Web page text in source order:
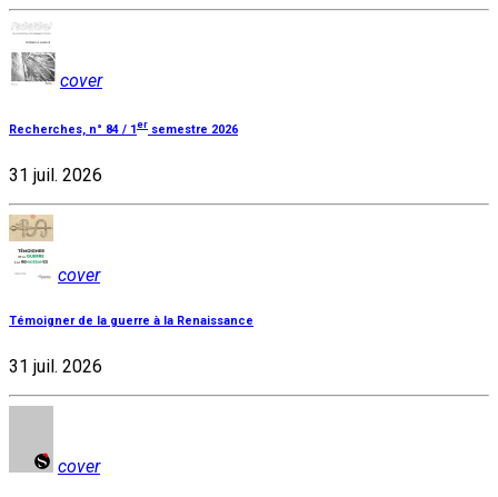
cover
Recherches, n° 84 / 1er semestre 2026
31 juil. 2026
cover
Témoigner de la guerre à la Renaissance
31 juil. 2026
cover